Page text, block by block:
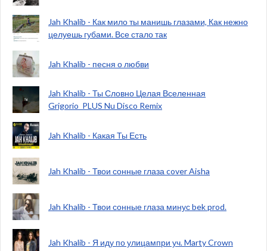
Jah Khalib - Как мило ты манишь глазами, Как нежно
целуешь губами. Все стало так
Jah Khalib - песня о любви
Jah Khalib - Ты Словно Целая Вселенная
Grigorio_PLUS Nu Disco Remix
Jah Khalib - Какая Ты Есть
Jah Khalib - Твои сонные глаза cover Aisha
Jah Khalib - Твои сонные глаза минус bek prod.
Jah Khalib - Я иду по улицампри уч. Marty Crown